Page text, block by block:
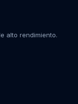
alto rendimiento.